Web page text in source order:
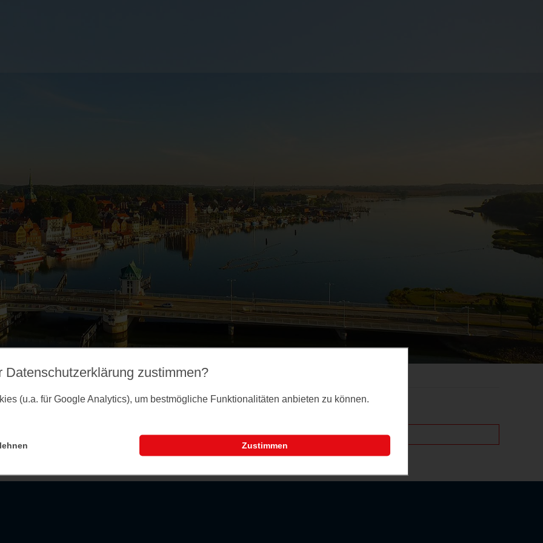
Datenschutz­erklärung zustimmen?
(u.a. für Google Analytics), um bestmögliche Funktionalitäten anbieten zu können.
Zustimmen